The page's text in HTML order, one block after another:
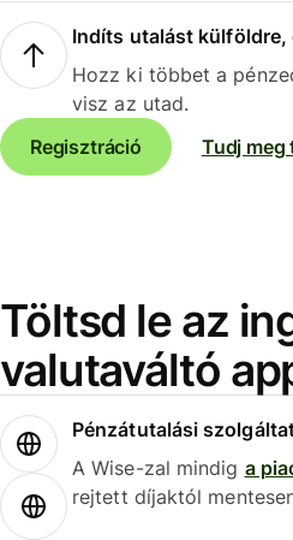
Indíts utalást külföldre,
Hozz ki többet a
visz az utad.
Regisztráció
Tudj meg
Töltsd le az
valutaváltó
Pénzátutalási
A Wise-zal mindig a
rejtett díjaktól